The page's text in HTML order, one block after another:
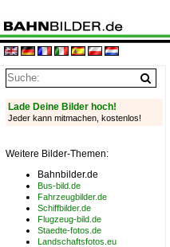
Lade Deine Bilder hoch!
Jeder kann mitmachen, kostenlos!
Weitere Bilder-Themen:
Bahnbilder.de
Bus-bild.de
Fahrzeugbilder.de
Schiffbilder.de
Flugzeug-bild.de
Staedte-fotos.de
Landschaftsfotos.eu